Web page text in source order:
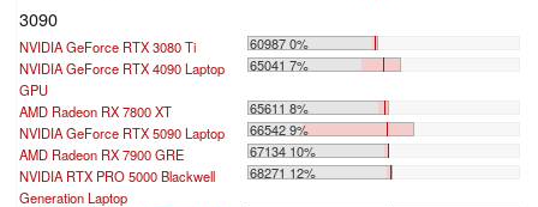
3090
NVIDIA GeForce RTX 3080 Ti
60987 0%
NVIDIA GeForce RTX 4090 Laptop
GPU
65041 7%
AMD Radeon RX 7800 XT
65611 8%
NVIDIA GeForce RTX 5090 Laptop
66542 9%
AMD Radeon RX 7900 GRE
67134 10%
NVIDIA RTX PRO 5000 Blackwell
Generation Laptop
68271 12%